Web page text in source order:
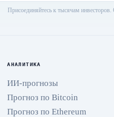
Присоединяйтесь к тысячам
АНАЛИТИКА
ИИ-прогнозы
Прогноз по Bitcoin
Прогноз по Ethereum